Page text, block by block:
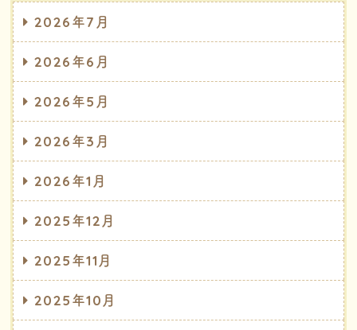
2026年7月
2026年6月
2026年5月
2026年3月
2026年1月
2025年12月
2025年11月
2025年10月